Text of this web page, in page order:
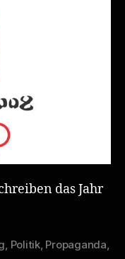
das Jahr
Politik, Propaganda